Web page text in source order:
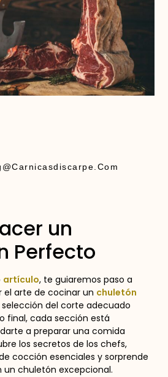
un
Perfecto
artículo, te guiaremos paso a
el arte de cocinar un chuletón
del corte adecuado
final, cada sección está
a preparar una comida
los secretos de los chefs,
cocción esenciales y sorprende
un chuletón excepcional.